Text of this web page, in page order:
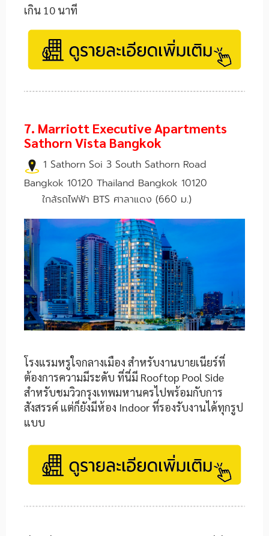
เกิน 10 นาที
7. Marriott Executive Apartments
Sathorn Vista Bangkok
1 Sathorn Soi 3 South Sathorn Road
Bangkok 10120 Thailand Bangkok 10120
ใกล้รถไฟฟ้า BTS ศาลาแดง (660 ม.)
โรงแรมหรูใจกลางเมือง สำหรับงานบายเนียร์ที่
ต้องการความมีระดับ ที่นี่มี Rooftop Pool Side
สำหรับชมวิวกรุงเทพมหานครไปพร้อมกับการ
สังสรรค์ แต่ก็ยังมีห้อง Indoor ที่รองรับงานได้ทุกรูป
แบบ